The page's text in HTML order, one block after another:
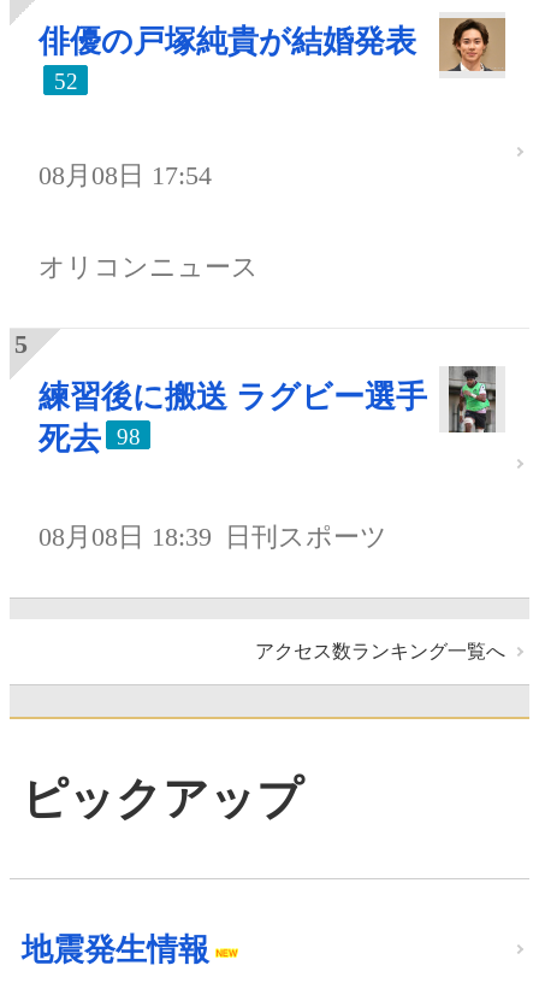
俳優の戸塚純貴が結婚発表
52
08月08日 17:54
オリコンニュース
練習後に搬送 ラグビー選手
死去
98
08月08日 18:39 日刊スポーツ
アクセス数ランキング一覧へ
ピックアップ
地震発生情報